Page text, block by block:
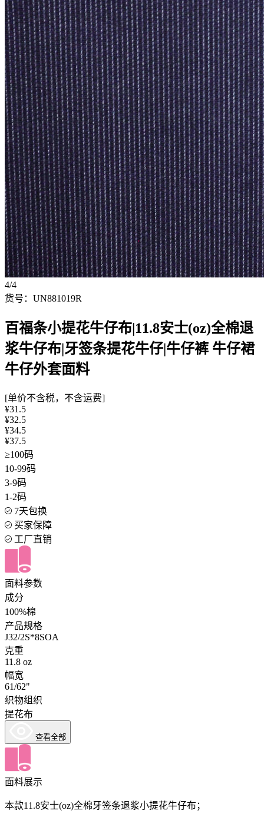
4/4
货号：UN881019R
百福条小提花牛仔布|11.8安士(oz)全棉退
浆牛仔布|牙签条提花牛仔|牛仔裤 牛仔裙
牛仔外套面料
[单价不含税，不含运费]
¥31.5
¥32.5
¥34.5
¥37.5
≥100码
10-99码
3-9码
1-2码
7天包换
买家保障
工厂直销
面料参数
成分
100%棉
产品规格
J32/2S*8SOA
克重
11.8 oz
幅宽
61/62"
织物组织
提花布
查看全部
面料展示
本款11.8安士(oz)全棉牙签条退浆小提花牛仔布；